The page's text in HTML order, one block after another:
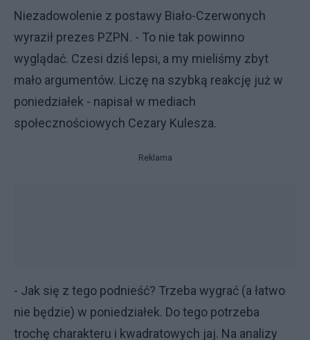
Niezadowolenie z postawy Biało-Czerwonych
wyraził prezes PZPN. - To nie tak powinno
wyglądać. Czesi dziś lepsi, a my mieliśmy zbyt
mało argumentów. Liczę na szybką reakcję już w
poniedziałek - napisał w mediach
społecznościowych Cezary Kulesza.
Reklama
- Jak się z tego podnieść? Trzeba wygrać (a łatwo
nie będzie) w poniedziałek. Do tego potrzeba
trochę charakteru i kwadratowych jaj. Na analizy